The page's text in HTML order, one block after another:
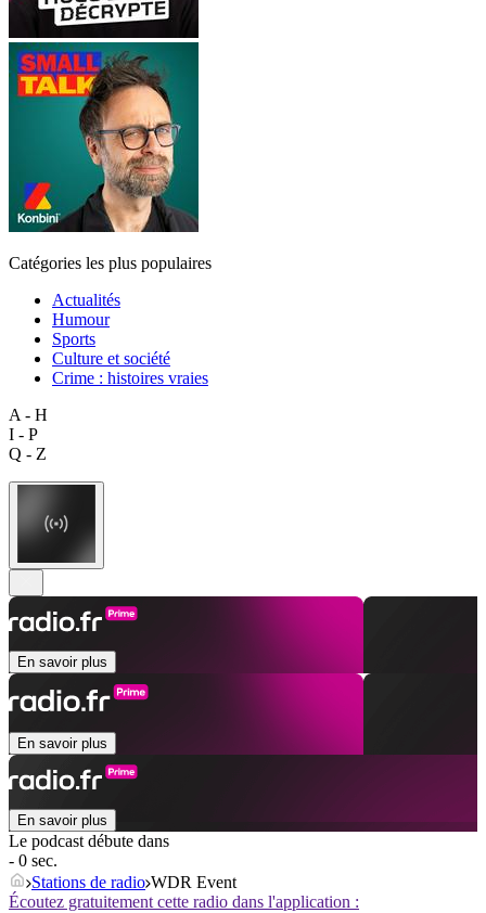
Catégories les plus populaires
Actualités
Humour
Sports
Culture et société
Crime : histoires vraies
A - H
I - P
Q - Z
En savoir plus
En savoir plus
En savoir plus
Le podcast débute dans
- 0 sec.
Stations de radio WDR Event
Écoutez gratuitement cette radio dans l'application :